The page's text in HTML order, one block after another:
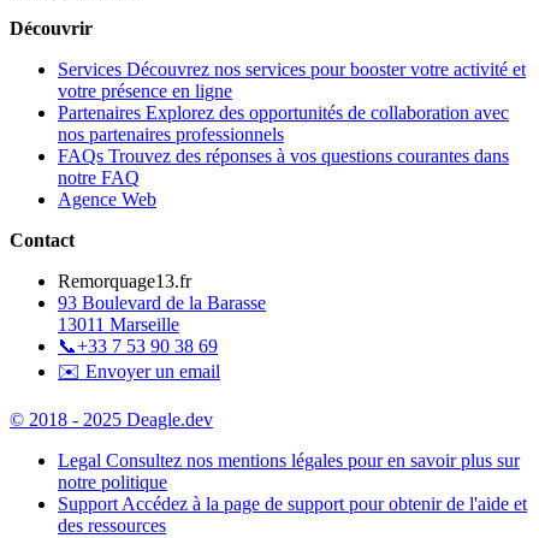
Découvrir
Services Découvrez nos services pour booster votre activité et
votre présence en ligne
Partenaires Explorez des opportunités de collaboration avec
nos partenaires professionnels
FAQs Trouvez des réponses à vos questions courantes dans
notre FAQ
Agence Web
Contact
Remorquage13.fr
93 Boulevard de la Barasse
13011 Marseille
📞+33 7 53 90 38 69
✉️ Envoyer un email
© 2018 - 2025 Deagle.dev
Legal Consultez nos mentions légales pour en savoir plus sur
notre politique
Support Accédez à la page de support pour obtenir de l'aide et
des ressources